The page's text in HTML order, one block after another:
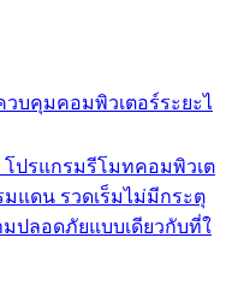
วบคุมคอมพิวเตอร์ระยะไ
โปรแกรมรีโมทคอมพิวเต
แดน รวดเร็มไม่มีกระตุ
ปลอดภัยแบบเดียวกับที่ใ